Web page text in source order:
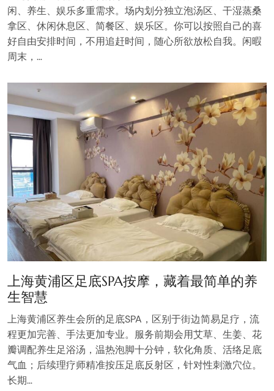
闲、养生、娱乐多重需求。场内划分独立泡汤区、干湿蒸桑
拿区、休闲休息区、简餐区、娱乐区。你可以按照自己的喜
好自由安排时间，不用追赶时间，随心所欲放松自我。闲暇
周末，…
上海黄浦区足底SPA按摩，藏着最简单的养
生智慧
上海黄浦区养生会所的足底SPA，区别于街边简易足疗，流
程更加完善、手法更加专业。服务前期会用艾草、生姜、花
瓣调配养生足浴汤，温热泡脚十分钟，软化角质、活络足底
气血；后续理疗师精准按压足底反射区，针对性刺激穴位。
长期…